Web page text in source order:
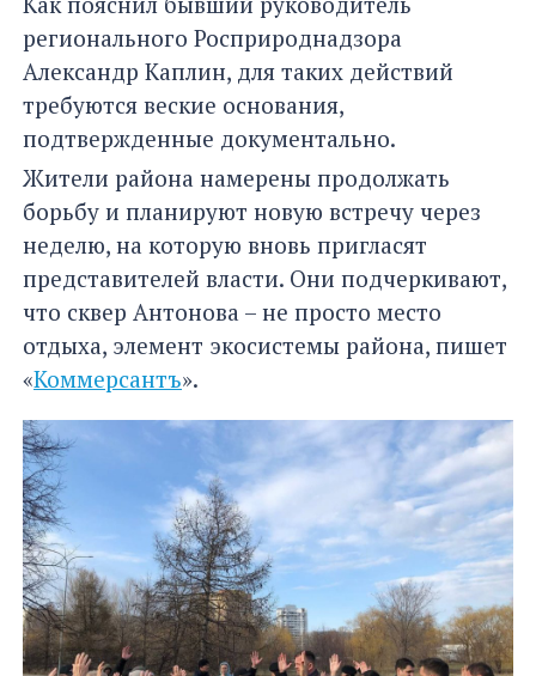
регионального Росприроднадзора
Александр Каплин, для таких действий
требуются веские основания,
подтвержденные документально.
Жители района намерены продолжать
борьбу и планируют новую встречу через
неделю, на которую вновь пригласят
представителей власти. Они подчеркивают,
что сквер Антонова – не просто место
отдыха, элемент экосистемы района, пишет
«Коммерсантъ».